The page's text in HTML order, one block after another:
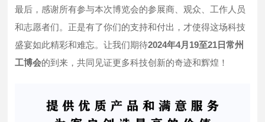
最后，感谢所有参与本次博览会的参展商、观众、工作人员
和志愿者们。正是有了你们的支持和付出，才使得这场科技
盛宴如此精彩和难忘。让我们期待2024年4月19至21日常州
工博会的到来，共同见证更多科技创新的奇迹和辉煌！